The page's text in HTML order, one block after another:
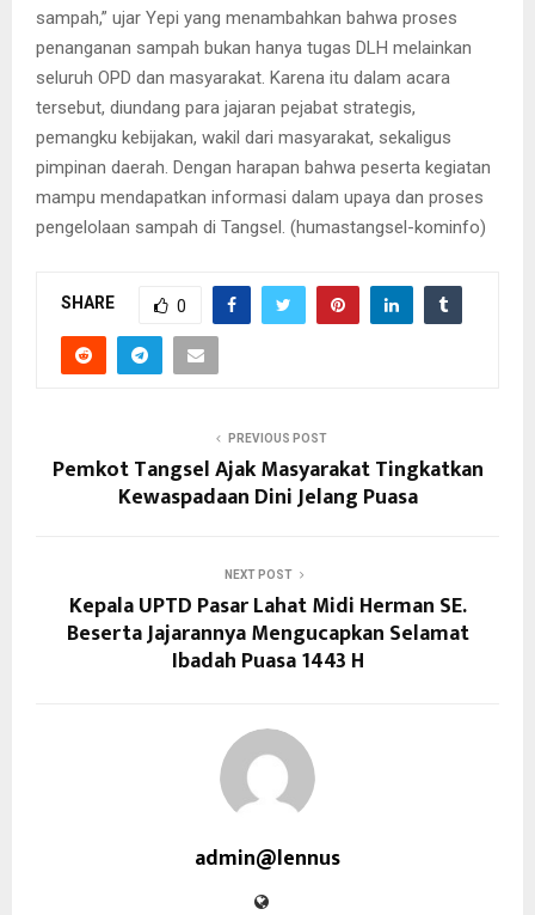
sampah,” ujar Yepi yang menambahkan bahwa proses
penanganan sampah bukan hanya tugas DLH melainkan
seluruh OPD dan masyarakat. Karena itu dalam acara
tersebut, diundang para jajaran pejabat strategis,
pemangku kebijakan, wakil dari masyarakat, sekaligus
pimpinan daerah. Dengan harapan bahwa peserta kegiatan
mampu mendapatkan informasi dalam upaya dan proses
pengelolaan sampah di Tangsel. (humastangsel-kominfo)
SHARE 0
PREVIOUS POST
Pemkot Tangsel Ajak Masyarakat Tingkatkan
Kewaspadaan Dini Jelang Puasa
NEXT POST
Kepala UPTD Pasar Lahat Midi Herman SE.
Beserta Jajarannya Mengucapkan Selamat
Ibadah Puasa 1443 H
admin@lennus